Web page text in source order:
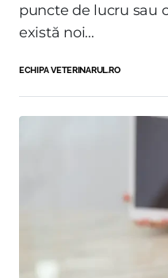
puncte de lucru sau
există noi...
ECHIPA VETERINARUL.RO